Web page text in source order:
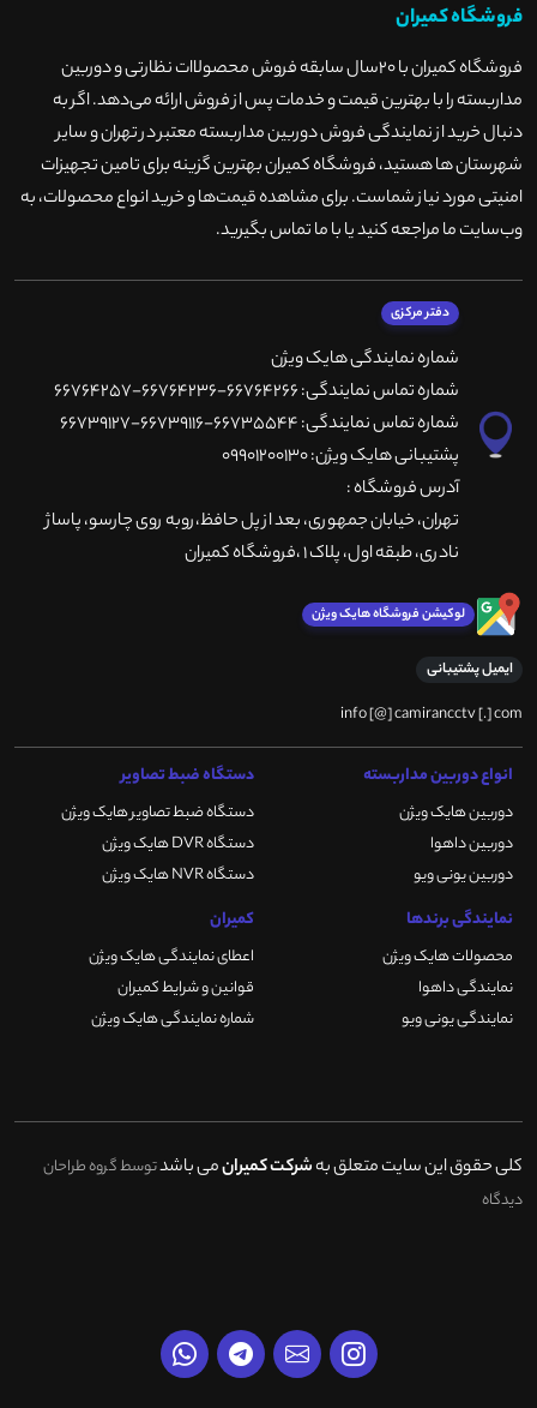
فروشگاه کمیران
فروشگاه کمیران با ۲۰سال سابقه فروش محصولاات نظارتی و دوربین
مداربسته را با بهترین قیمت و خدمات پس از فروش ارائه می‌دهد. اگر به
دنبال خرید از نمایندگی فروش دوربین مداربسته معتبر در تهران و سایر
شهرستان ها هستید، فروشگاه کمیران بهترین گزینه برای تامین تجهیزات
امنیتی مورد نیاز شماست. برای مشاهده قیمت‌ها و خرید انواع محصولات، به
وب‌سایت ما مراجعه کنید یا با ما تماس بگیرید.
دفتر مرکزی
شماره نمایندگی هایک ویژن
شماره تماس نمایندگی: 66764266-66764236-66764257
شماره تماس نمایندگی: 66735544-66739116-66739127
پشتیبانی هایک ویژن: 09901200130
آدرس فروشگاه :
تهران، خيابان جمهوری، بعد از پل حافظ،روبه روی چارسو، پاساژ
نادری، طبقه اول، پلاک 1 ،فروشگاه کمیران
لوکیشن فروشگاه هایک ویژن
ایمیل پشتیبانی
info [@] camirancctv [.] com
انواع دوربین مداربسته
دوربین هایک ویژن
دوربین داهوا
دوربین یونی ویو
دستگاه ضبط تصاویر
دستگاه ضبط تصاویر هایک ویژن
دستگاه DVR هایک ویژن
دستگاه NVR هایک ویژن
نمایندگی برندها
محصولات هایک ویژن
نمایندگی داهوا
نمایندگی یونی ویو
کمیران
اعطای نمایندگی هایک ویژن
قوانین و شرایط کمیران
شماره نمایندگی هایک ویژن
کلی حقوق این سایت متعلق بهشرکت کمیرانمی باشدتوسط گروه طراحان
دیدگاه